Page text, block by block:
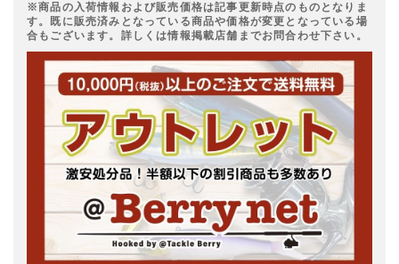
※商品の入荷情報および販売価格は記事更新時点のものとなりま
す。既に販売済みとなっている商品や価格が変更となっている場
合もございます。詳しくは情報掲載店舗までお問合わせ下さい。